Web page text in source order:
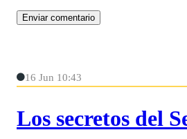
16 Jun 10:43
Los secretos del